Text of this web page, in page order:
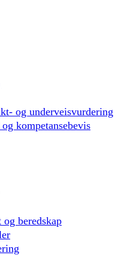
og underveisvurdering
kompetansebevis
og beredskap